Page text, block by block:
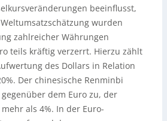
beeinflusst,
wurden
zahlreicher Währungen
teils kräftig verzerrt. Hierzu zählt
des Dollars in Relation
Der chinesische Renminbi
dem Euro zu, der
als 4%. In der Euro-